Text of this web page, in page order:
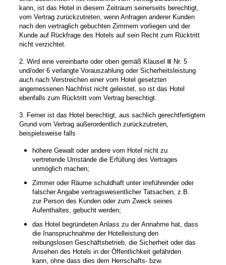
kann, ist das Hotel in diesem Zeitraum seinerseits berechtigt,
vom Vertrag zurückzutreten, wenn Anfragen anderer Kunden
nach den vertraglich gebuchten Zimmern vorliegen und der
Kunde auf Rückfrage des Hotels auf sein Recht zum Rücktritt
nicht verzichtet.
2. Wird eine vereinbarte oder oben gemäß Klausel Ⅲ Nr. 5
und/oder 6 verlangte Vorauszahlung oder Sicherheitsleistung
auch nach Verstreichen einer vom Hotel gesetzten
angemessenen Nachfrist nicht geleistet, so ist das Hotel
ebenfalls zum Rücktritt vom Vertrag berechtigt.
3. Ferner ist das Hotel berechtigt, aus sachlich gerechtfertigtem
Grund vom Vertrag außerordentlich zurückzutreten,
beispielsweise falls
höhere Gewalt oder andere vom Hotel nicht zu
vertretende Umstände die Erfüllung des Vertrages
unmöglich machen;
Zimmer oder Räume schuldhaft unter irreführender oder
falscher Angabe vertragswesentlicher Tatsachen, z.B.
zur Person des Kunden oder zum Zweck seines
Aufenthaltes, gebucht werden;
das Hotel begründeten Anlass zu der Annahme hat, dass
die Inanspruchnahme der Hotelleistung den
reibungslosen Geschäftsbetrieb, die Sicherheit oder das
Ansehen des Hotels in der Öffentlichkeit gefährden
kann, ohne dass dies dem Herrschafts- bzw.